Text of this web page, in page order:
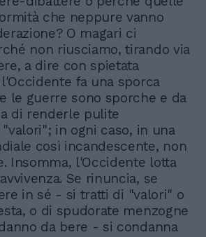
che neppure vanno
O magari ci
non riusciamo, tirando via
a dire con spietata
fa una sporca
le guerre sono sporche e da
di renderle pulite
in ogni caso, in una
così incandescente, non
Insomma, l'Occidente lotta
Se rinuncia, se
in sé - si tratti di "valori" o
o di spudorate menzogne
da bere - si condanna